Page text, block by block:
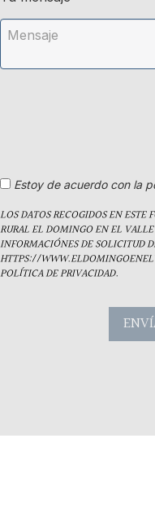
Estoy de acuerdo con la
LOS DATOS RECOGIDOS EN ESTE
RURAL EL DOMINGO EN EL
INFORMACIÓNES DE SOLICITUD
HTTPS://
POLÍTICA DE PRIVACIDAD.